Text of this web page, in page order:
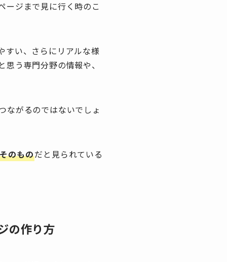
ージまで見に行く時のこ
すい、さらにリアルな様
う専門分野の情報や、
ながるのではないでしょ
のものだと見られている
の作り方